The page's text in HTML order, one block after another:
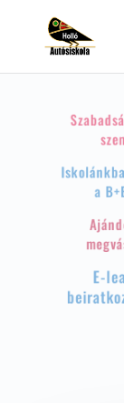
a
E-